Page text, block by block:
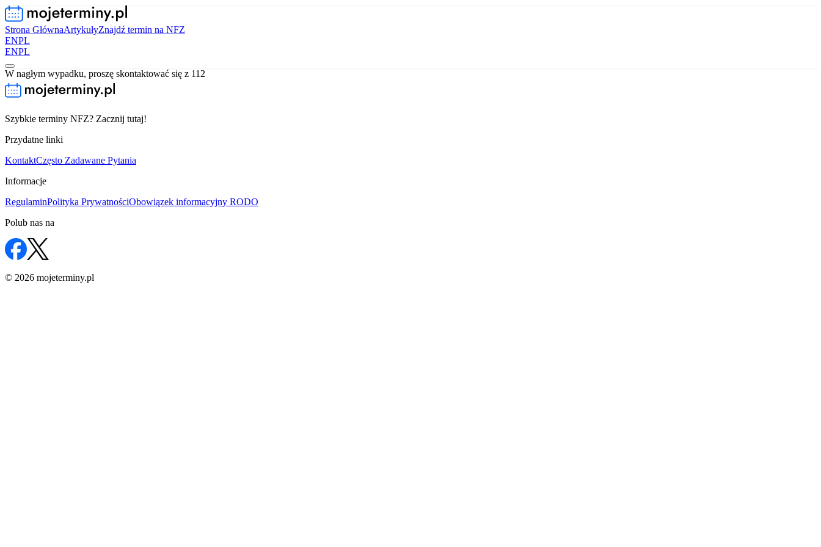
Strona GłównaArtykułyZnajdź termin na NFZ
ENPL
ENPL
W nagłym wypadku, proszę skontaktować się z 112
Szybkie terminy NFZ? Zacznij tutaj!
Przydatne linki
KontaktCzęsto Zadawane Pytania
Informacje
RegulaminPolityka PrywatnościObowiązek informacyjny RODO
Polub nas na
© 2026 mojeterminy.pl